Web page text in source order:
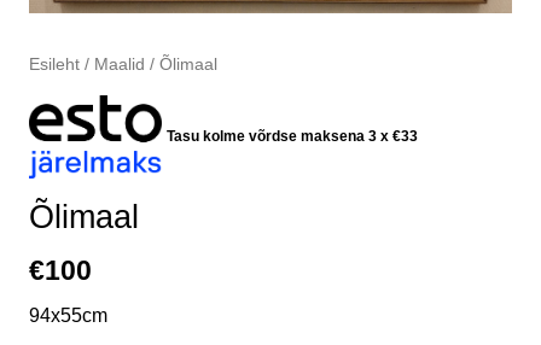
Esileht/ Maalid / Õlimaal
Tasu kolme võrdse maksena 3 x €33
Õlimaal
€100
94x55cm